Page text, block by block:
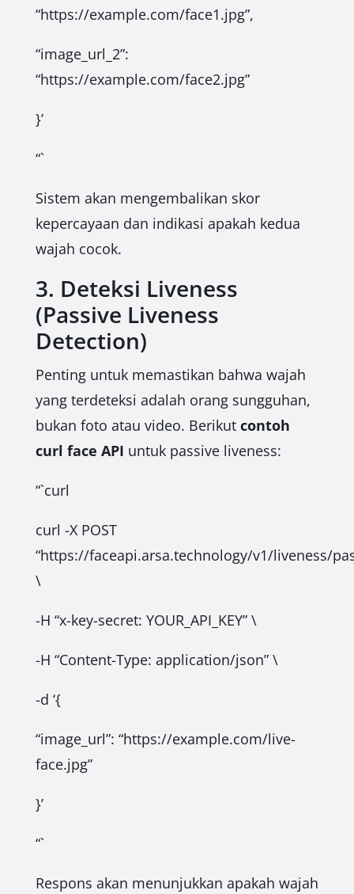
“https://example.com/face1.jpg”,
“image_url_2”:
“https://example.com/face2.jpg”
}’
“`
Sistem akan mengembalikan skor
kepercayaan dan indikasi apakah kedua
wajah cocok.
3. Deteksi Liveness
(Passive Liveness
Detection)
Penting untuk memastikan bahwa wajah
yang terdeteksi adalah orang sungguhan,
bukan foto atau video. Berikut contoh
curl face API untuk passive liveness:
“`curl
curl -X POST
“https://faceapi.arsa.technology/v1/liveness/
\
-H “x-key-secret: YOUR_API_KEY” \
-H “Content-Type: application/json” \
-d ‘{
“image_url”: “https://example.com/live-
face.jpg”
}’
“`
Respons akan menunjukkan apakah wajah